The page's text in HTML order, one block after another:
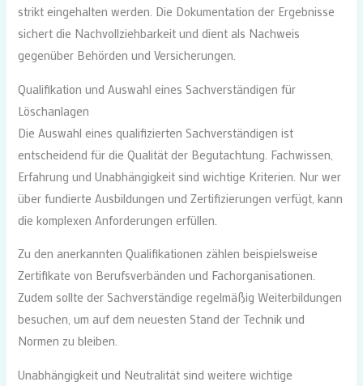
strikt eingehalten werden. Die Dokumentation der Ergebnisse
sichert die Nachvollziehbarkeit und dient als Nachweis
gegenüber Behörden und Versicherungen.
Qualifikation und Auswahl eines Sachverständigen für
Löschanlagen
Die Auswahl eines qualifizierten Sachverständigen ist
entscheidend für die Qualität der Begutachtung. Fachwissen,
Erfahrung und Unabhängigkeit sind wichtige Kriterien. Nur wer
über fundierte Ausbildungen und Zertifizierungen verfügt, kann
die komplexen Anforderungen erfüllen.
Zu den anerkannten Qualifikationen zählen beispielsweise
Zertifikate von Berufsverbänden und Fachorganisationen.
Zudem sollte der Sachverständige regelmäßig Weiterbildungen
besuchen, um auf dem neuesten Stand der Technik und
Normen zu bleiben.
Unabhängigkeit und Neutralität sind weitere wichtige